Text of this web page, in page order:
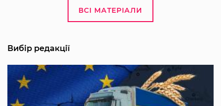
ВСІ МАТЕРІАЛИ
Вибір редакції